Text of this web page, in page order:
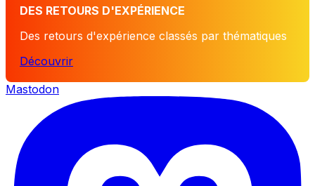
DES RETOURS D'EXPÉRIENCE
Des retours d'expérience classés par thématiques
Découvrir
Mastodon